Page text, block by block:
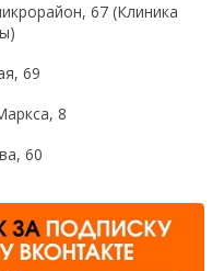
67 (Клиника
69
8
60